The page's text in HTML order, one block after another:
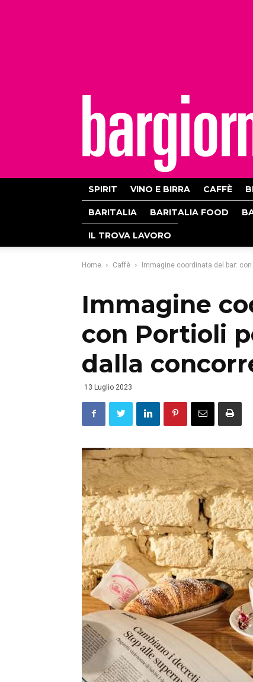
SPIRIT VINO E BIRRA CAFFÈ
BARITALIA BARITALIA FOOD
IL TROVA LAVORO
Home Caffè Immagine coordinata del bar:
Immagine
con Portioli
dalla
13 Luglio 2023